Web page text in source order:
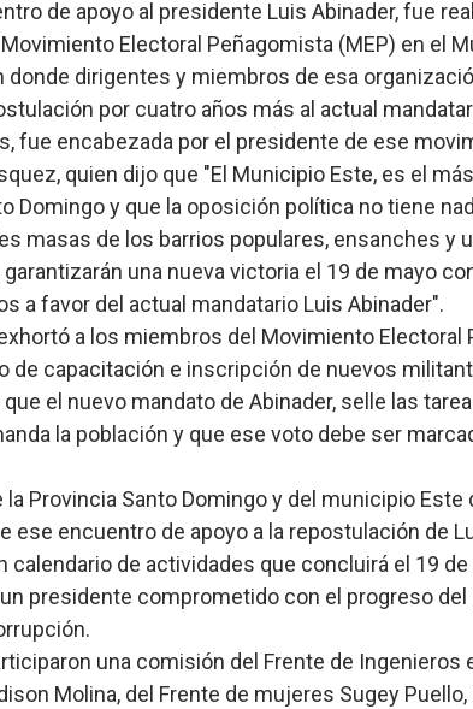
a los que se forman como agentes “Todo
Interinstitucional “Compromiso Ambiental 2.0”
de la prensa y Obispado de la Provincia
de Cultura anuncia ganadores de Premios
180 dirigentes sindicales de las Américas se
de apoyo al presidente Luis Abinader, fue
Electoral Peñagomista (MEP) en el
donde dirigentes y miembros de esa
por cuatro años más al actual
fue encabezada por el presidente de ese
quien dijo que "El Municipio Este, es el
Domingo y que la oposición política no tiene
masas de los barrios populares, ensanches y
una nueva victoria el 19 de mayo
a favor del actual mandatario Luis Abinader".
a los miembros del Movimiento Electoral
de capacitación e inscripción de nuevos
el nuevo mandato de Abinader, selle las
la población y que ese voto debe ser
la Provincia Santo Domingo y del municipio Este
ese encuentro de apoyo a la repostulación de
calendario de actividades que concluirá el 19
presidente comprometido con el progreso del
una comisión del Frente de Ingenieros
Molina, del Frente de mujeres Sugey